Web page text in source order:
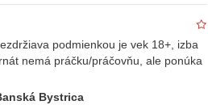
podmienkou je vek 18+, izba
nemá práčku/práčovňu, ale ponúka
Bystrica